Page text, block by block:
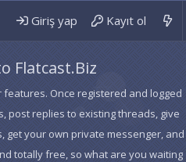
Giriş yap Kayıt ol
Flatcast.Biz
features. Once registered and logged
post replies to existing threads, give
your own private messenger, and
totally free, so what are you waiting